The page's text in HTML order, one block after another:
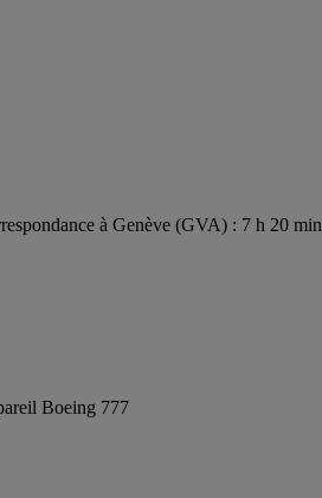
à Genève (GVA) : 7 h 20 min
Boeing 777